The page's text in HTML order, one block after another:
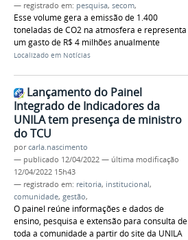
— registrado em: pesquisa, secom,
Esse volume gera a emissão de 1.400
toneladas de CO2 na atmosfera e representa
um gasto de R$ 4 milhões anualmente
Localizado em Notícias
Lançamento do Painel
Integrado de Indicadores da
UNILA tem presença de ministro
do TCU
porcarla.nascimento
— publicado 12/04/2022 — última modificação
12/04/2022 15h43
— registrado em: reitoria, institucional,
comunidade, gestão,
O painel reúne informações e dados de
ensino, pesquisa e extensão para consulta de
toda a comunidade a partir do site da UNILA